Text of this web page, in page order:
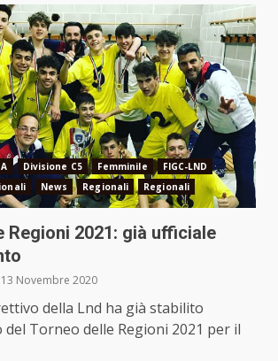
Divisione C5 Femminile
FIGC-LND
News Regionali Regionali
Regioni 2021: già ufficiale
13 Novembre 2020
della Lnd ha già stabilito
del Torneo delle Regioni 2021 per il